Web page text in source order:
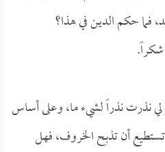
فما حكم الدين في هذا؟
نذرت نذراً لشيء ما، وعلى أساس
تستطيع أن تذبح الخروف، فهل